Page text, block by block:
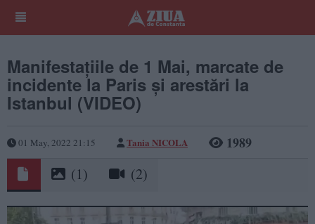
Manifestaţiile de 1 Mai, marcate de
incidente la Paris și arestări la
Istanbul (VIDEO)
01 May, 2022 21:15 Tania NICOLA 1989
(1) (2)